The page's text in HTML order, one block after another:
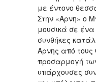
με έντονο
Στην «Άρνη» ο
μουσικά σε ένα
συνθήκες
Άρνης από
προσαρμογή
υπάρχουσες